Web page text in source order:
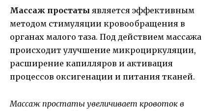
Массаж простаты является эффективным
методом стимуляции кровообращения в
органах малого таза. Под действием массажа
происходит улучшение микроциркуляции,
расширение капилляров и активация
процессов оксигенации и питания тканей.
Массаж простаты увеличивает кровоток в